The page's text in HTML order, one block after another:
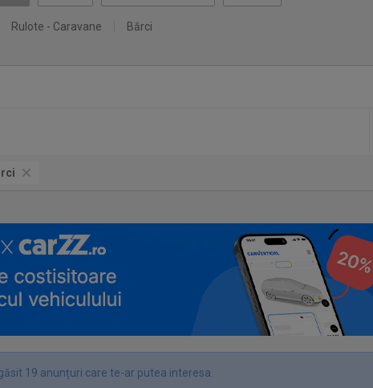
Rulote - Caravane Bărci
19 anunțuri care te-ar putea interesa.